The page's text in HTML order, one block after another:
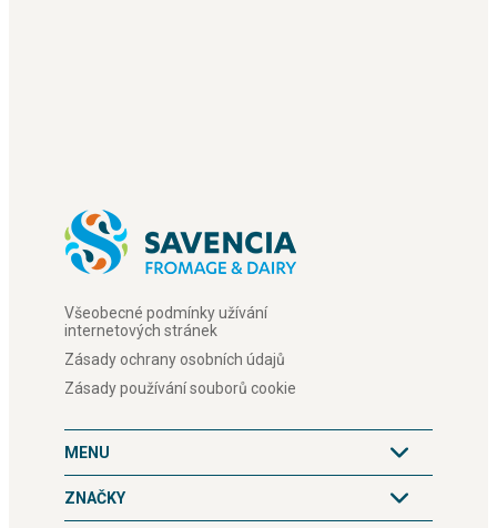
Všeobecné podmínky užívání
internetových stránek
Zásady ochrany osobních údajů
Zásady používání souborů cookie
MENU
ZNAČKY